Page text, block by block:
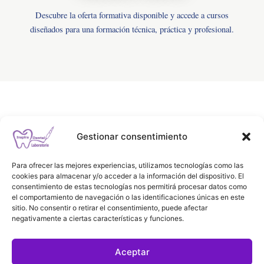
Gestionar consentimiento
Para ofrecer las mejores experiencias, utilizamos tecnologías como las
cookies para almacenar y/o acceder a la información del dispositivo. El
consentimiento de estas tecnologías nos permitirá procesar datos como
el comportamiento de navegación o las identificaciones únicas en este
sitio. No consentir o retirar el consentimiento, puede afectar
negativamente a ciertas características y funciones.
Aceptar
Descubre la oferta formativa disponible y accede a cursos
diseñados para una formación técnica, práctica y profesional.
No hay cursos publicados todavía.